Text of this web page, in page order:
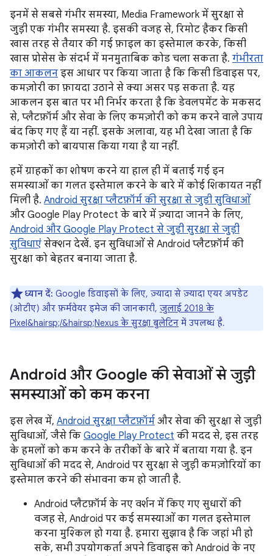
इनमें से सबसे गंभीर समस्या, Media Framework में सुरक्षा से
जुड़ी एक गंभीर समस्या है. इसकी वजह से, रिमोट हैकर किसी
खास तरह से तैयार की गई फ़ाइल का इस्तेमाल करके, किसी
खास प्रोसेस के संदर्भ में मनमुताबिक कोड चला सकता है. गंभीरता
का आकलन इस आधार पर किया जाता है कि किसी डिवाइस पर,
कमज़ोरी का फ़ायदा उठाने से क्या असर पड़ सकता है. यह
आकलन इस बात पर भी निर्भर करता है कि डेवलपमेंट के मकसद
से, प्लैटफ़ॉर्म और सेवा के लिए कमज़ोरी को कम करने वाले उपाय
बंद किए गए हैं या नहीं. इसके अलावा, यह भी देखा जाता है कि
कमज़ोरी को बायपास किया गया है या नहीं.
हमें ग्राहकों का शोषण करने या हाल ही में बताई गई इन
समस्याओं का गलत इस्तेमाल करने के बारे में कोई शिकायत नहीं
मिली है. Android सुरक्षा प्लैटफ़ॉर्म की सुरक्षा से जुड़ी सुविधाओं
और Google Play Protect के बारे में ज़्यादा जानने के लिए,
Android और Google Play Protect से जुड़ी सुरक्षा से जुड़ी
सुविधाएं सेक्शन देखें. इन सुविधाओं से Android प्लैटफ़ॉर्म की
सुरक्षा को बेहतर बनाया जाता है.
ध्यान दें: Google डिवाइसों के लिए, ज़्यादा से ज़्यादा एयर अपडेट
(ओटीए) और फ़र्मवेयर इमेज की जानकारी, जुलाई 2018 के
Pixel&hairsp;/&hairsp;Nexus के सुरक्षा बुलेटिन में उपलब्ध है.
Android और Google की सेवाओं से जुड़ी
समस्याओं को कम करना
इस लेख में, Android सुरक्षा प्लैटफ़ॉर्म और सेवा की सुरक्षा से जुड़ी
सुविधाओं, जैसे कि Google Play Protect की मदद से, इस तरह
के हमलों को कम करने के तरीकों के बारे में बताया गया है. इन
सुविधाओं की मदद से, Android पर सुरक्षा से जुड़ी कमज़ोरियों का
इस्तेमाल करने की संभावना कम हो जाती है.
Android प्लैटफ़ॉर्म के नए वर्शन में किए गए सुधारों की
वजह से, Android पर कई समस्याओं का गलत इस्तेमाल
करना मुश्किल हो गया है. हमारा सुझाव है कि जहां भी हो
सके, सभी उपयोगकर्ता अपने डिवाइस को Android के नए